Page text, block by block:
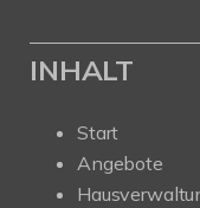
INHALT
Start
Angebote